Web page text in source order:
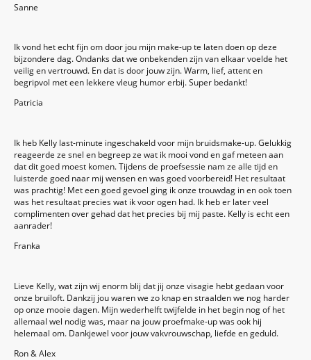
Sanne
Ik vond het echt fijn om door jou mijn make-up te laten doen op deze
bijzondere dag. Ondanks dat we onbekenden zijn van elkaar voelde het
veilig en vertrouwd. En dat is door jouw zijn. Warm, lief, attent en
begripvol met een lekkere vleug humor erbij. Super bedankt!
Patricia
Ik heb Kelly last-minute ingeschakeld voor mijn bruidsmake-up. Gelukkig
reageerde ze snel en begreep ze wat ik mooi vond en gaf meteen aan
dat dit goed moest komen. Tijdens de proefsessie nam ze alle tijd en
luisterde goed naar mij wensen en was goed voorbereid! Het resultaat
was prachtig! Met een goed gevoel ging ik onze trouwdag in en ook toen
was het resultaat precies wat ik voor ogen had. Ik heb er later veel
complimenten over gehad dat het precies bij mij paste. Kelly is echt een
aanrader!
Franka
Lieve Kelly, wat zijn wij enorm blij dat jij onze visagie hebt gedaan voor
onze bruiloft. Dankzij jou waren we zo knap en straalden we nog harder
op onze mooie dagen. Mijn wederhelft twijfelde in het begin nog of het
allemaal wel nodig was, maar na jouw proefmake-up was ook hij
helemaal om. Dankjewel voor jouw vakvrouwschap, liefde en geduld.
Ron & Alex